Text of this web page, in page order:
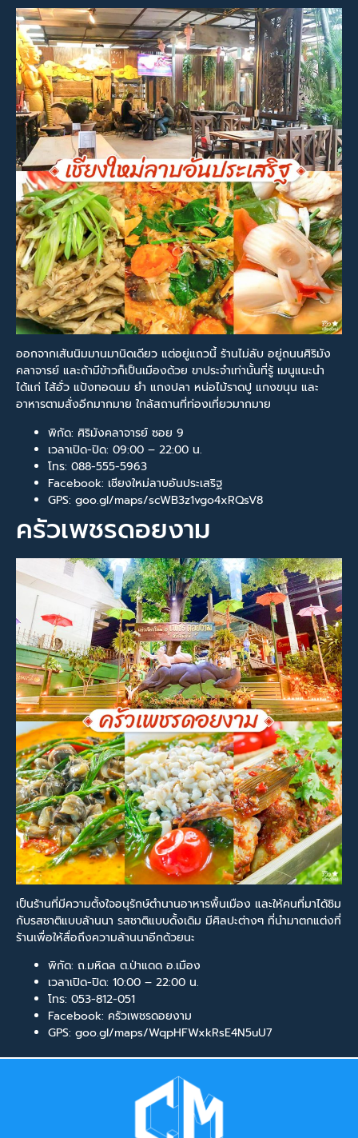
ออกจากเส้นนิมมานมานิดเดียว แต่อยู่แถวนี้ ร้านไม่ลับ อยู่ถนนศิริมัง
คลาจารย์ และถ้ามีข้าวก็เป็นเมืองด้วย ขาประจำเท่านั้นที่รู้ เมนูแนะนำ
ได้แก่ ไส้อั่ว แป้งทอดนม ยำ แกงปลา หน่อไม้ราดปู แกงขนุน และ
อาหารตามสั่งอีกมากมาย ใกล้สถานที่ท่องเที่ยวมากมาย
พิกัด: ศิริมังคลาจารย์ ซอย 9
เวลาเปิด-ปิด: 09:00 – 22:00 น.
โทร: 088-555-5963
Facebook: เชียงใหม่ลาบอันประเสริฐ
GPS: goo.gl/maps/scWB3z1vgo4xRQsV8
ครัวเพชรดอยงาม
เป็นร้านที่มีความตั้งใจอนุรักษ์ตำนานอาหารพื้นเมือง และให้คนที่มาได้ชิม
กับรสชาติแบบล้านนา รสชาติแบบดั้งเดิม มีศิลปะต่างๆ ที่นำมาตกแต่งที่
ร้านเพื่อให้สื่อถึงความล้านนาอีกด้วยนะ
พิกัด: ถ.มหิดล ต.ป่าแดด อ.เมือง
เวลาเปิด-ปิด: 10:00 – 22:00 น.
โทร: 053-812-051
Facebook: ครัวเพชรดอยงาม
GPS: goo.gl/maps/WqpHFWxkRsE4N5uU7